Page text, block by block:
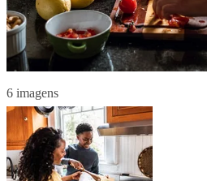
6 imagens